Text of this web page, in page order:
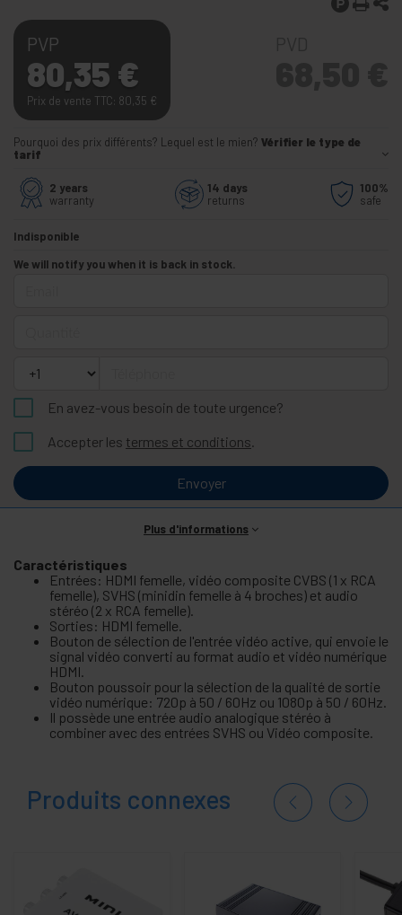
PVP
80,35 €
Prix de vente TTC: 80,35 €
Pourquoi des prix différents? Lequel est le mien? Vérifier le type de
tarif
2 years
warranty
14 days
returns
100%
safe
Indisponible
We will notify you when it is back in stock.
En avez-vous besoin de toute urgence?
Accepter les termes et conditions.
Envoyer
Plus d'informations
Caractéristiques
Entrées: HDMI femelle, vidéo composite CVBS (1 x RCA
femelle), SVHS (minidin femelle à 4 broches) et audio
stéréo (2 x RCA femelle).
Sorties: HDMI femelle.
Bouton de sélection de l'entrée vidéo active, qui envoie le
signal vidéo converti au format audio et vidéo numérique
HDMI.
Bouton poussoir pour la sélection de la qualité de sortie
vidéo numérique: 720p à 50 / 60Hz ou 1080p à 50 / 60Hz.
Il possède une entrée audio analogique stéréo à
combiner avec des entrées SVHS ou Vidéo composite.
Produits connexes